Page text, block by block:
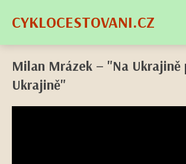
CYKLOCESTOVANI.CZ
Milan Mrázek – "Na Ukrajině
Ukrajině"